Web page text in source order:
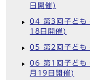
日開催)
04 第3回子ども
18日開催)
05 第2回子ども
06 第1回子ども
月19日開催)